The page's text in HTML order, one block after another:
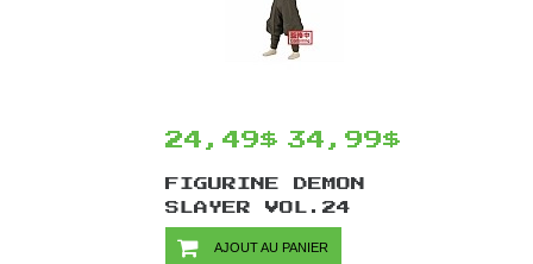
24,49$ 34,99$
FIGURINE DEMON
SLAYER VOL.24
PAR BANPRESTO -
AOI KANZAKI
AJOUT AU PANIER